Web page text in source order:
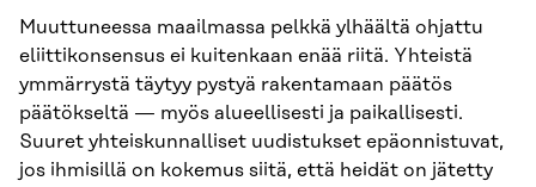
Muuttuneessa maailmassa pelkkä ylhäältä ohjattu
eliittikonsensus ei kuitenkaan enää riitä. Yhteistä
ymmärrystä täytyy pystyä rakentamaan päätös
päätökseltä — myös alueellisesti ja paikallisesti.
Suuret yhteiskunnalliset uudistukset epäonnistuvat,
jos ihmisillä on kokemus siitä, että heidät on jätetty